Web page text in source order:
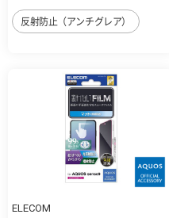
反射防止（アンチグレア）
ELECOM